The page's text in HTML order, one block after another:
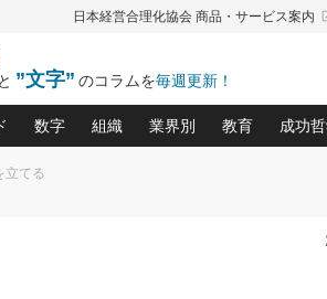
日本経営合理化協会 商品・サービス案内
と ”文字” のコラムを毎週更新！
数字 組織 業界別
大久保一彦の“流行る”
教育
あなただか
成功
中
令
先
てる